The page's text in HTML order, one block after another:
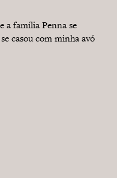
a família Penna se
casou com minha avó